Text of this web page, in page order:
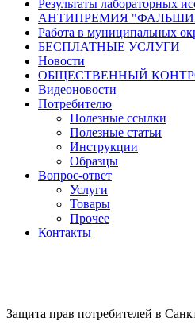
Результаты лабораторных
АНТИПРЕМИЯ
Работа в муниципальных
БЕСПЛАТНЫЕ УСЛУГИ
Новости
ОБЩЕСТВЕННЫЙ
Видеоновости
Потребителю
Полезные ссылки
Полезные статьи
Инструкции
Образцы
Вопрос-ответ
Услуги
Товары
Прочее
Контакты
Защита прав потребителей в